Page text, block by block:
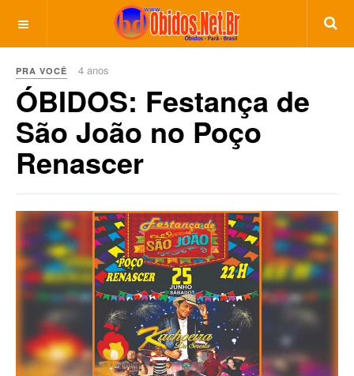
PRA VOCÊ 4 anos
ÓBIDOS: Festança de
São João no Poço
Renascer